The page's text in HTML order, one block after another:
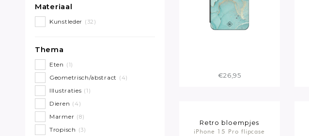
Materiaal
Kunstleder (32)
Thema
Eten (1)
Geometrisch/abstract (4)
Illustraties (1)
Dieren (4)
Marmer (8)
Tropisch (3)
€26,95
Retro bloempjes
iPhone 15 Pro flipcase